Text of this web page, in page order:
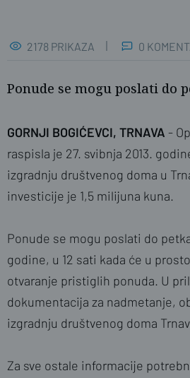
naslovnica
2178 PRIKAZA 0
Ponude se mogu poslati do
GORNJI BOGIĆEVCI, TRNAVA -
raspisla je 27. svibnja 2013.
izgradnju društvenog doma u
investicije je 1,5 milijuna kuna.
Ponude se mogu poslati do
godine, u 12 sati kada će u
otvaranje pristiglih ponuda. U
dokumentacija za nadmetanje,
izgradnju društvenog doma
Za sve ostale informacije